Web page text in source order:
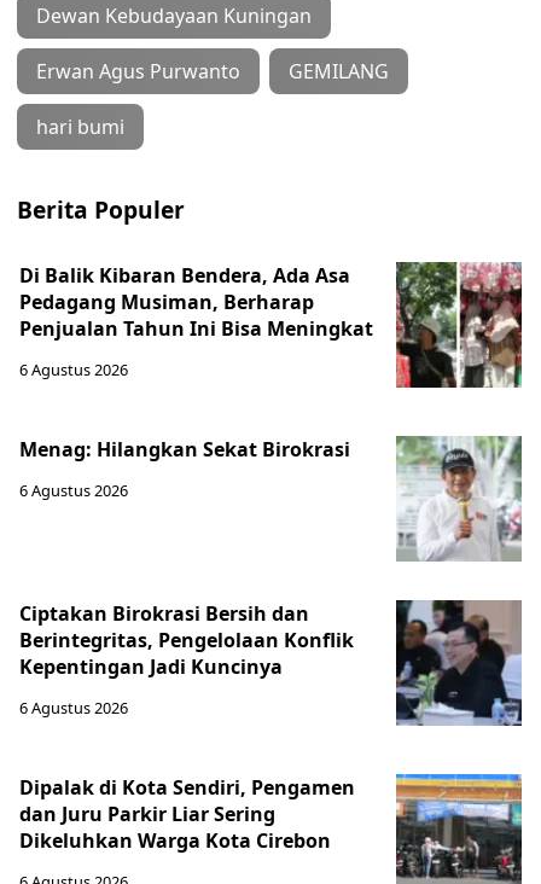
Dewan Kebudayaan Kuningan
Erwan Agus Purwanto GEMILANG
hari bumi
Berita Populer
Di Balik Kibaran Bendera, Ada Asa
Pedagang Musiman, Berharap
Penjualan Tahun Ini Bisa Meningkat
6 Agustus 2026
Menag: Hilangkan Sekat Birokrasi
6 Agustus 2026
Ciptakan Birokrasi Bersih dan
Berintegritas, Pengelolaan Konflik
Kepentingan Jadi Kuncinya
6 Agustus 2026
Dipalak di Kota Sendiri, Pengamen
dan Juru Parkir Liar Sering
Dikeluhkan Warga Kota Cirebon